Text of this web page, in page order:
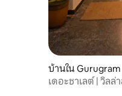
บ้านใน Gurugram
เดอะชาเลต์ | วิล